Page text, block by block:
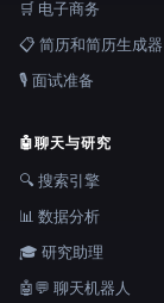
🛒 电子商务
📋 简历和简历生成器
🎙️ 面试准备
🤖聊天与研究
🔍 搜索引擎
📊 数据分析
🎓 研究助理
🤖💬 聊天机器人